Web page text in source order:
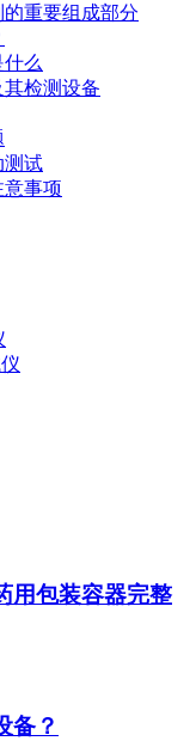
重要组成部分
么
检测设备
测试
事项
用包装容器完整
备？